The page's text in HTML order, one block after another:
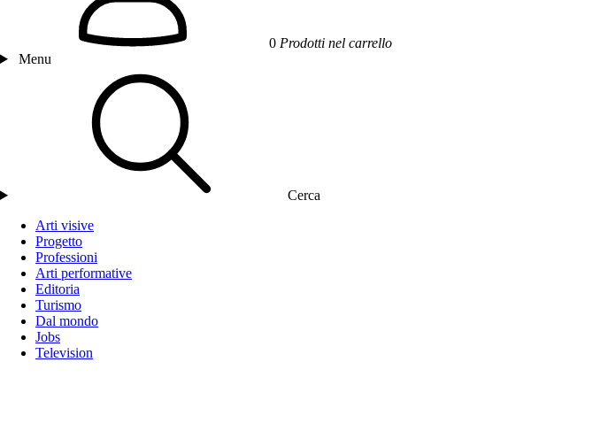
0 Prodotti nel carrello
Menu
Cerca
Arti visive
Progetto
Professioni
Arti performative
Editoria
Turismo
Dal mondo
Jobs
Television